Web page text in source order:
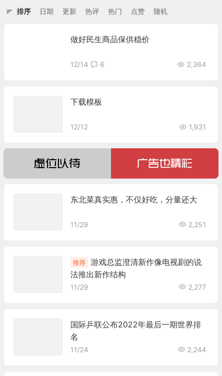
排序 日期 更新 热评 热门 点赞 随机
做好民生商品保供稳价
12/14 2,364
6
下载模板
12/12 1,931
东北菜真实惠，不仅好吃，分量还大
11/29 2,251
推荐
游戏总监澄清新作像电视剧的说
法推出新作结构
11/29 2,277
国际乒联公布2022年最后一期世界排
名
11/24 2,244